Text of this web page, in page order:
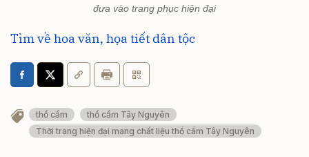
đưa vào trang phục hiện đại
Tìm về hoa văn, họa tiết dân tộc
thổ cẩm
thổ cẩm Tây Nguyên
Thời trang hiện đại mang chất liệu thổ cẩm Tây Nguyên